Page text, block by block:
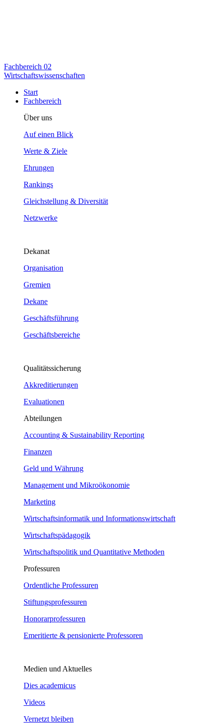
Fachbereich 02
Wirtschaftswissenschaften
Start
Fachbereich
Über uns
Auf einen Blick
Werte & Ziele
Ehrungen
Rankings
Gleichstellung & Diversität
Netzwerke
Dekanat
Organisation
Gremien
Dekane
Geschäftsführung
Geschäftsbereiche
Qualitätssicherung
Akkreditierungen
Evaluationen
Abteilungen
Accounting & Sustainability Reporting
Finanzen
Geld und Währung
Management und Mikroökonomie
Marketing
Wirtschaftsinformatik und Informationswirtschaft
Wirtschaftspädagogik
Wirtschaftspolitik und Quantitative Methoden
Professuren
Ordentliche Professuren
Stiftungsprofessuren
Honorarprofessuren
Emeritierte & pensionierte Professoren
Medien und Aktuelles
Dies academicus
Videos
Vernetzt bleiben